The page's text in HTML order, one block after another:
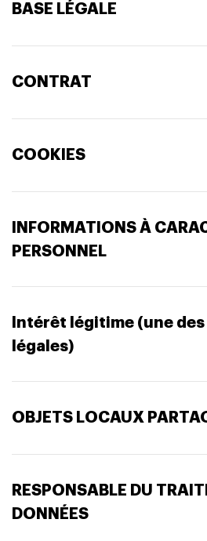
BASE LÉGALE
CONTRAT
COOKIES
INFORMATIONS À
PERSONNEL
Intérêt légitime (une des
légales)
OBJETS LOCAUX
RESPONSABLE DU
DONNÉES